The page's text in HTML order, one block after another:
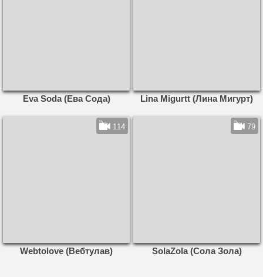
Eva Soda (Ева Сода) Lina Migurtt (Лина Мигурт)
114
Webtolove (Вебтулав)
79
SolaZola (Сола Зола)